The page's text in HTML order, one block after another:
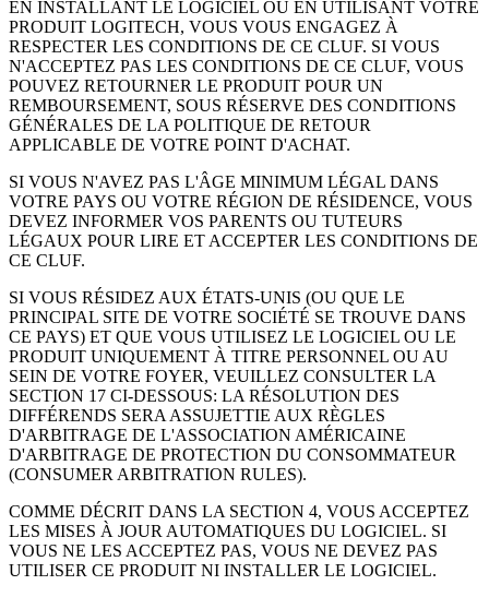
EN INSTALLANT LE LOGICIEL OU EN UTILISANT VOTRE
PRODUIT LOGITECH, VOUS VOUS ENGAGEZ À
RESPECTER LES CONDITIONS DE CE CLUF. SI VOUS
N'ACCEPTEZ PAS LES CONDITIONS DE CE CLUF, VOUS
POUVEZ RETOURNER LE PRODUIT POUR UN
REMBOURSEMENT, SOUS RÉSERVE DES CONDITIONS
GÉNÉRALES DE LA POLITIQUE DE RETOUR
APPLICABLE DE VOTRE POINT D'ACHAT.
SI VOUS N'AVEZ PAS L'ÂGE MINIMUM LÉGAL DANS
VOTRE PAYS OU VOTRE RÉGION DE RÉSIDENCE, VOUS
DEVEZ INFORMER VOS PARENTS OU TUTEURS
LÉGAUX POUR LIRE ET ACCEPTER LES CONDITIONS DE
CE CLUF.
SI VOUS RÉSIDEZ AUX ÉTATS-UNIS (OU QUE LE
PRINCIPAL SITE DE VOTRE SOCIÉTÉ SE TROUVE DANS
CE PAYS) ET QUE VOUS UTILISEZ LE LOGICIEL OU LE
PRODUIT UNIQUEMENT À TITRE PERSONNEL OU AU
SEIN DE VOTRE FOYER, VEUILLEZ CONSULTER LA
SECTION 17 CI-DESSOUS: LA RÉSOLUTION DES
DIFFÉRENDS SERA ASSUJETTIE AUX RÈGLES
D'ARBITRAGE DE L'ASSOCIATION AMÉRICAINE
D'ARBITRAGE DE PROTECTION DU CONSOMMATEUR
(CONSUMER ARBITRATION RULES).
COMME DÉCRIT DANS LA SECTION 4, VOUS ACCEPTEZ
LES MISES À JOUR AUTOMATIQUES DU LOGICIEL. SI
VOUS NE LES ACCEPTEZ PAS, VOUS NE DEVEZ PAS
UTILISER CE PRODUIT NI INSTALLER LE LOGICIEL.